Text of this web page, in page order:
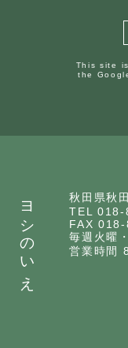
This site
the
ヨシのいえ
秋田県秋
TEL
FAX
毎週火曜
営業時間